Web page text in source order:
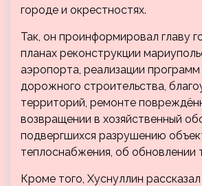
городе и окрестностях.
Так, он проинформировал главу
планах реконструкции
аэропорта, реализации
дорожного строительства,
территорий, ремонте
возвращении в хозяйственный
подвергшихся разрушению
теплоснабжения, об обновлении
Кроме того, Хуснуллин